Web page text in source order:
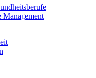
Management